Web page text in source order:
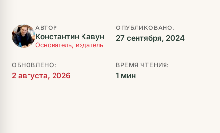
АВТОР
Константин Кавун
Основатель, издатель
ОПУБЛИКОВАНО:
27 сентября, 2024
ОБНОВЛЕНО:
2 августа, 2026
ВРЕМЯ ЧТЕНИЯ:
1 мин